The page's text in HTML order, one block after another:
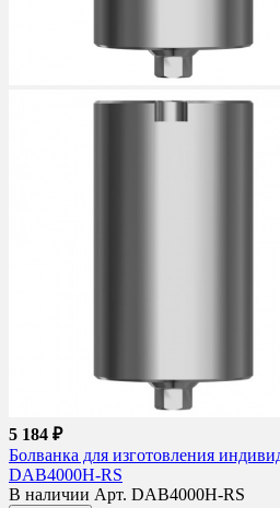
5 184 ₽
Болванка для изготовления
DAB4000H-RS
В наличии Арт. DAB4000H-RS